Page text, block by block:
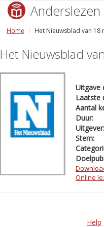
Anderslezen
Home Het Nieuwsblad van 18
Het Nieuwsblad
Uitgave
Laatste
Aantal
Duur:
Uitgever:
Stem:
Online
Help